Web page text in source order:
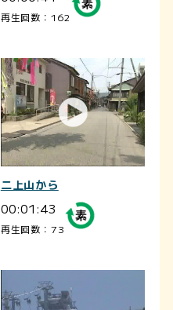
再生回数：162
二上山から
00:01:43
再生回数：73